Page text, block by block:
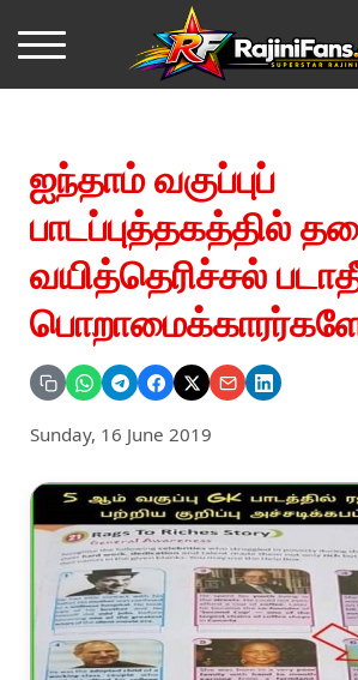
ஐந்தாம் வகுப்புப்
பாடப்புத்தகத்தில்
வயித்தெரிச்சல்
Sunday, 16 June 2019